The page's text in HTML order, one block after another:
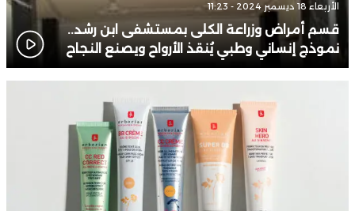
الأربعاء 18 ديسمبر 2024 - 11:23
قسم أمراض وزراعة الكلى بمستشفى ابن رشد..
نموذج إنساني وطبي يُنقذ الأرواح ويصنع النجاح